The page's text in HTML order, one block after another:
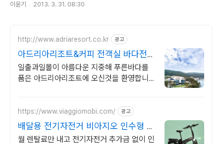
이윤기 2013. 3. 31. 08:30
http://www.adriaresort.co.kr 광고
아드리아리조트&커피 전객실 바다전
망, 아로마스파
일출과일몰이 아름다운 지중해 푸른바다를
품은 아드리아리조트에 오신것을 환영합니
https://www.viaggiomobi.com/ 광고
배달용 전기자전거 비아지오 인수형 렌
탈,완납시 내자전거
월 렌탈료만 내고 전기자전거 추가금 없이 인